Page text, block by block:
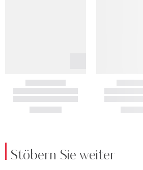
Stöbern Sie weiter